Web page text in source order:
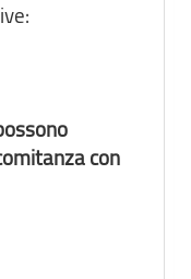
con